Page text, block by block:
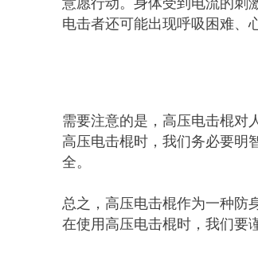
意愿行动。身体受到电流的刺
电击者还可能出现呼吸困难、
需要注意的是，高压电击棍对
高压电击棍时，我们务必要明
全。
总之，高压电击棍作为一种防
在使用高压电击棍时，我们要